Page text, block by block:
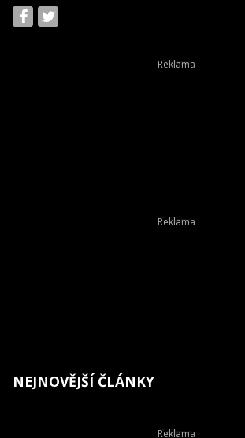
NEJNOVĚJŠÍ ČLÁNKY